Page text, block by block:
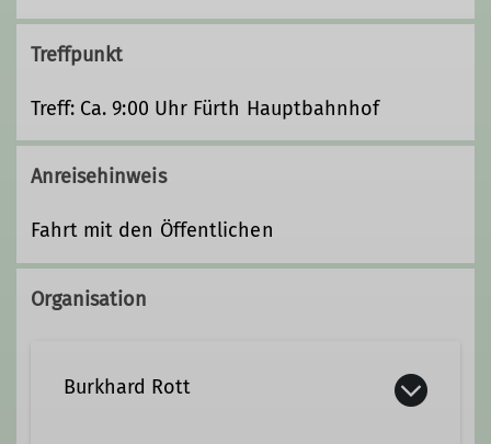
Treffpunkt
Treff: Ca. 9:00 Uhr Fürth Hauptbahnhof
Anreisehinweis
Fahrt mit den Öffentlichen
Organisation
Burkhard Rott